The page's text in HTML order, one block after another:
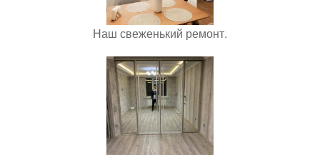
Наш свеженький ремонт.